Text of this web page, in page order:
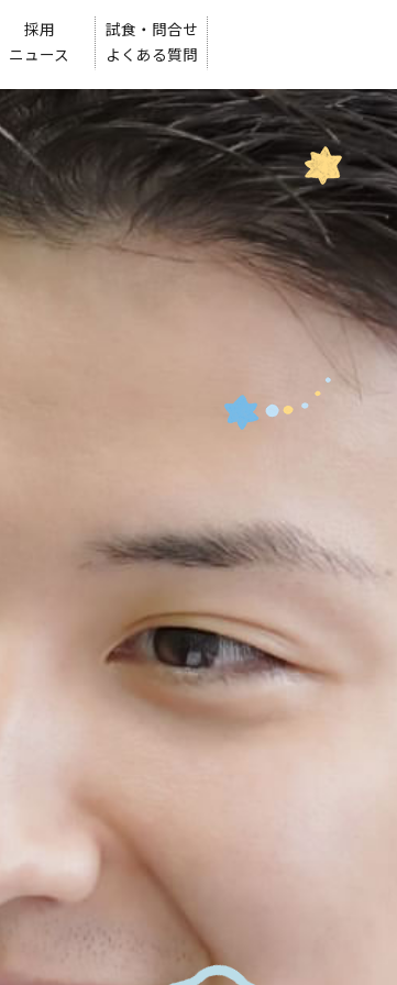
採用
ニュース
試食・問合せ
よくある質問